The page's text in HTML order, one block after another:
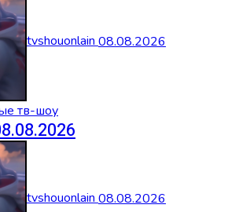
tvshouonlain08.08.2026
тв-шоу
tvshouonlain08.08.2026